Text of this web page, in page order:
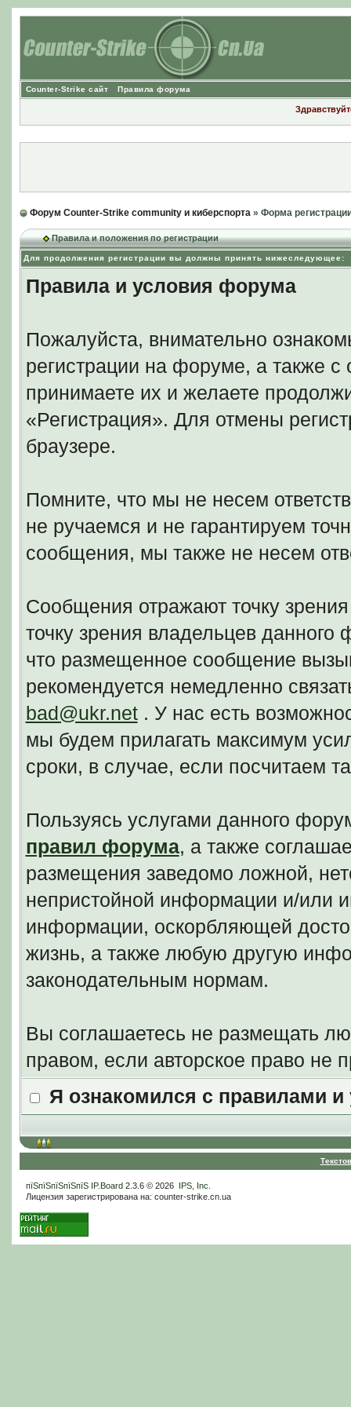
Counter-Strike сайт Правила форума
Форум Counter-Strike community и киберспорта» Форма
Правила и положения по регистрации
Для продолжения регистрации вы должны принять нижеследующее:
Правила и условия форума
Пожалуйста, внимательно
регистрации на форуме, а также
принимаете их и желаете
«Регистрация». Для отмены
браузере.
Помните, что мы не несем
не ручаемся и не гарантируем
сообщения, мы также не несем
Сообщения отражают точку
точку зрения владельцев
что размещенное сообщение
рекомендуется немедленно
bad@ukr.net. У нас есть
мы будем прилагать максимум
сроки, в случае, если посчитаем
Пользуясь услугами данного
правил форума, а также
размещения заведомо ложной,
непристойной информации и/или
информации, оскорбляющей
жизнь, а также любую другую
законодательным нормам.
Вы соглашаетесь не размещать
правом, если авторское право
Я ознакомился с правилами
пїЅпїЅпїЅпїЅпїЅ IP.Board2.3.6 © 2026 IPS, Inc
Лицензия зарегистрирована на: counter-strike.cn.ua